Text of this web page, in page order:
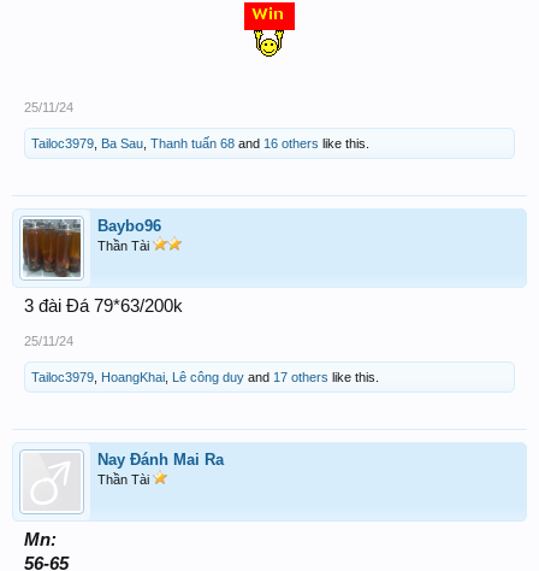
25/11/24
Tailoc3979 Ba Sau Thanh tuấn 68 and 16 others like this.
Baybo96
Thần Tài
3 đài Đá 79*63/200k
25/11/24
Tailoc3979 HoangKhai Lê công duy and 17 others like this.
Nay Đánh Mai Ra
Thần Tài
Mn:
56-65